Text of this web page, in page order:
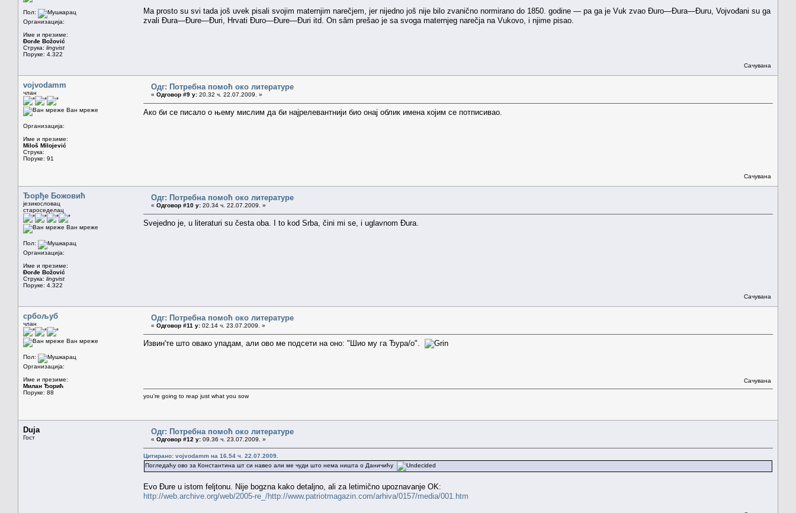
Пол:
Организација:
Име и презиме:
Đorđe Božović
Струка: lingvist
Поруке: 4.322
Ma prosto su svi tada još uvek pisali svojim maternjim narečjem, jer nijedno još nije bilo zvanično normirano do 1850. godine — pa ga je Vuk zvao Đuro—Đura—Đuru, Vojvođani su ga
zvali Đura—Đure—Đuri, Hrvati Đuro—Đure—Đuri itd. On sâm prešao je sa svoga maternjeg narečja na Vukovo, i njime pisao.
Сачувана
vojvodamm
члан
Ван мреже
Организација:
Име и презиме:
Miloš Milojević
Струка:
Поруке: 91
Одг: Потребна помоћ око литературе
« Одговор #9 у: 20.32 ч. 22.07.2009. »
Ако би се писало о њему мислим да би најрелевантнији био онај облик имена којим се потписивао.
Сачувана
Ђорђе Божовић
језикословац
староседелац
Ван мреже
Пол:
Организација:
Име и презиме:
Đorđe Božović
Струка: lingvist
Поруке: 4.322
Одг: Потребна помоћ око литературе
« Одговор #10 у: 20.34 ч. 22.07.2009. »
Svejedno je, u literaturi su česta oba. I to kod Srba, čini mi se, i uglavnom Đura.
Сачувана
србољуб
члан
Ван мреже
Пол:
Организација:
Име и презиме:
Милан Ђорић
Поруке: 88
Одг: Потребна помоћ око литературе
« Одговор #11 у: 02.14 ч. 23.07.2009. »
Извин'те што овако упадам, али ово ме подсети на оно: "Шио му га Ђура/о".
Сачувана
you're going to reap just what you sow
Duja
Гост
Одг: Потребна помоћ око литературе
« Одговор #12 у: 09.36 ч. 23.07.2009. »
Цитирано: vojvodamm на 16.54 ч. 22.07.2009.
Погледаћу ово за Константина шт си навео али ме чуди што нема ништа о Даничићу
Evo Đure u istom feljtonu. Nije bogzna kako detaljno, ali za letimično upoznavanje OK:
http://web.archive.org/web/2005-re_/http://www.patriotmagazin.com/arhiva/0157/media/001.htm